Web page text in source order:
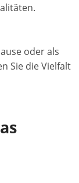
oder als
Sie die Vielfalt